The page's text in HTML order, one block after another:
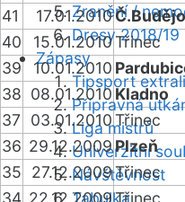
Zranění /
Dresy 2018/19
Zápasy
Tipsport
Přípravná
Liga mistrů
Univerzitní
Návštěvnost
Tabulka
41
17.01.2010
40
15.01.2010Třinec
39
10.01.2010
38 08.01.2010 Kladno
37
03.01.2010Třinec
36 29.12.2009Plzeň
35
27.12.2009Třinec
34 22.12.2009Třinec